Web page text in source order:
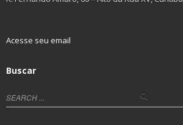
Acesse seu email
Buscar